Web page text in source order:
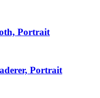
Portrait
Portrait